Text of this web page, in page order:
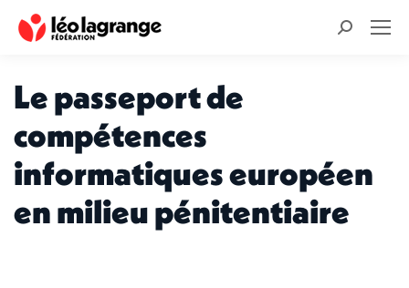
Recherche
Le passeport de
compétences
informatiques européen
en milieu pénitentiaire